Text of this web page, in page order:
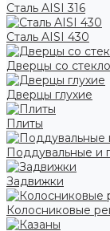
Сталь AISI 316
Сталь AISI 430
Дверцы со
Дверцы глухие
Плиты
Поддувальные и
Задвижки
Колосниковые